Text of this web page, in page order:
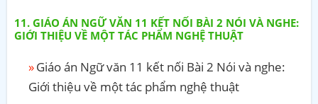
GIÁO ÁN NGỮ VĂN 11 KẾT NỐI BÀI 2 NÓI VÀ NGHE:
GIỚI THIỆU VỀ MỘT TÁC PHẨM NGHỆ THUẬT
Giáo án Ngữ văn 11 kết nối Bài 2 Nói và nghe:
Giới thiệu về một tác phẩm nghệ thuật